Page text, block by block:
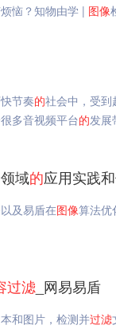
恼？知物由学 | 图像
节奏的社会中，受到
多音视频平台的发展
域的应用实践
及易盾在图像算法优
过滤 _网易易盾
和图片，检测并过滤